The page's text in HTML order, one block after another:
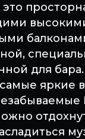
это
для
яркие